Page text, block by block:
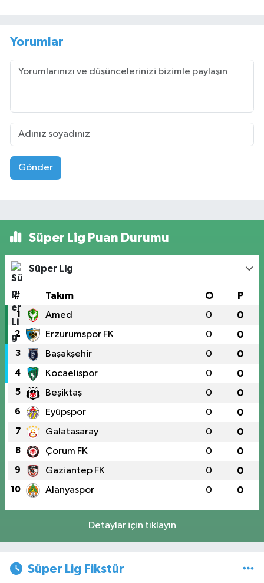
Yorumlar
Gönder
Süper Lig Puan Durumu
Süper Lig
# Takım O P
1 Amed 0 0
2 Erzurumspor FK 0 0
3 Başakşehir 0 0
4 Kocaelispor 0 0
5 Beşiktaş 0 0
6 Eyüpspor 0 0
7 Galatasaray 0 0
8 Çorum FK 0 0
9 Gaziantep FK 0 0
10 Alanyaspor 0 0
Detaylar için tıklayın
Süper Lig Fikstür